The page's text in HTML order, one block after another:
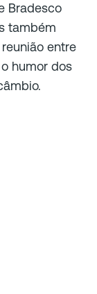
Bradesco
também
entre
humor dos